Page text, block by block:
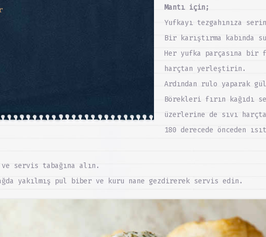
Mantı için;
Yufkayı tezgahınıza
Bir karıştırma kabında
Her yufka parçasına bir
harçtan yerleştirin.
Ardından rulo yaparak
Börekleri fırın kağıdı
üzerlerine de sıvı
180 derecede önceden
servis tabağına alın.
yakılmış pul biber ve kuru nane gezdirerek servis edin.